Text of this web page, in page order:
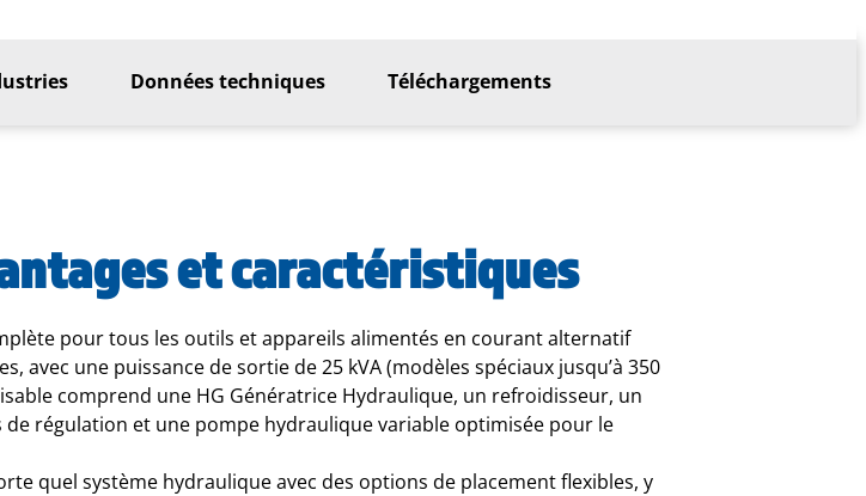
Données techniques Téléchargements
et caractéristiques
pour tous les outils et appareils alimentés en courant alternatif
avec une puissance de sortie de 25 kVA (modèles spéciaux jusqu’à 350
comprend une HG Génératrice Hydraulique, un refroidisseur, un
de régulation et une pompe hydraulique variable optimisée pour le
quel système hydraulique avec des options de placement flexibles, y